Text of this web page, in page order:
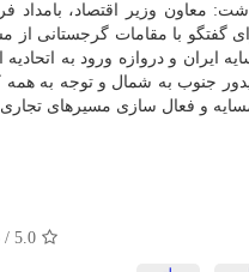
معاون وزیر اقتصاد، بامداد
با مقامات گرجستانی از
ایران و دروازه ورود به
جنوب به شمال و توجه به
و فعال سازی مسیرهای تجاری،
5.0
/